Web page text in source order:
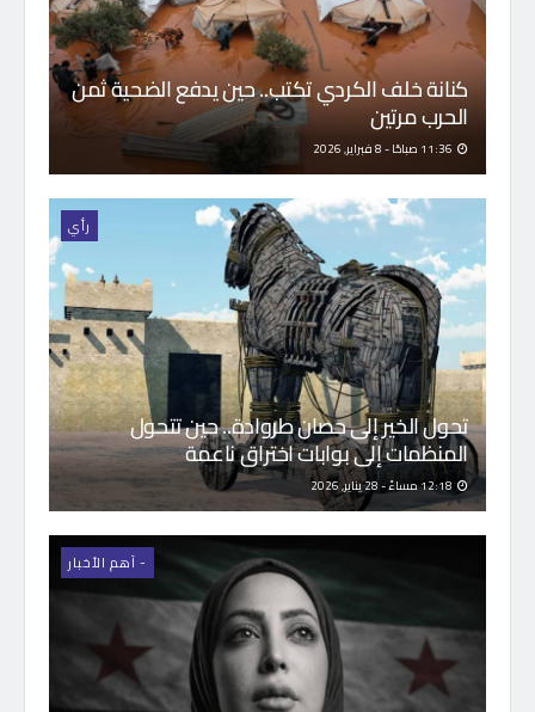
كنانة خلف الكردي تكتب.. حين يدفع الضحية ثمن
الحرب مرتين
رأي
تحول الخير إلى حصان طروادة.. حين تتحول
المنظمات إلى بوابات اختراق ناعمة
- اَهم الأخبار